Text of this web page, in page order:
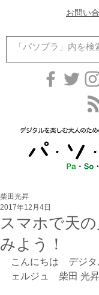
お問い
スマホで天
みよう！
柴田光昇
2017年12月4日
こんにちは　デジ
ェルジュ　柴田 光昇